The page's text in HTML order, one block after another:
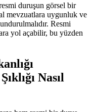
duruşun görsel bir
mevzuatlara uygunluk ve
Resmi
yol açabilir, bu yüzden
Nasıl